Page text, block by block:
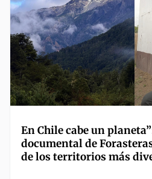
En Chile cabe un
documental de
de los territorios más